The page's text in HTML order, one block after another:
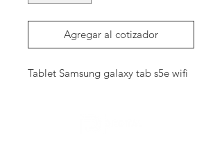
Agregar al cotizador
Tablet Samsung galaxy tab s5e wifi